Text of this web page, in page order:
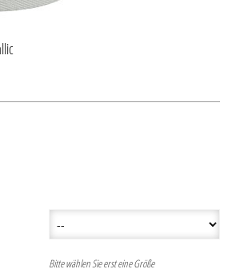
Bitte wählen Sie erst eine Größe